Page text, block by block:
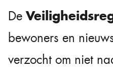
De
bewoners en
verzocht om niet